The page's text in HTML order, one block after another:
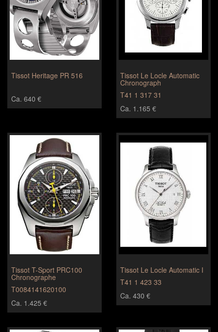
Tissot Heritage PR 516
Ca. 640 €
Tissot Le Locle Automatic
Chronograph
T41 1 317 31
Ca. 1.165 €
Tissot T-Sport PRC100
Chronographe
T0084141620100
Ca. 1.425 €
Tissot Le Locle Automatic I
T41 1 423 33
Ca. 430 €